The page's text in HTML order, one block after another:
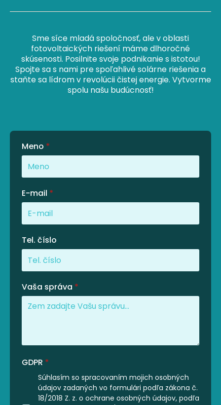
Sme síce mladá spoločnosť, ale v oblasti
fotovoltaických riešení máme dlhoročné
skúsenosti. Posilnite svoje podnikanie s istotou!
Spojte sa s nami pre spoľahlivé solárne riešenia a
staňte sa lídrom v revolúcii čistej energie. Vytvorme
spolu našu budúcnosť!
Meno *
E-mail *
Tel. číslo
Vaša správa *
GDPR *
Súhlasím so spracovaním mojich osobných
údajov zadaných vo formulári podľa zákona č.
18/2018 Z. z. o ochrane osobných údajov, podľa